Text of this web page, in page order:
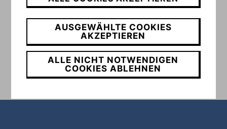
AUSGEWÄHLTE COOKIES
AKZEPTIEREN
ALLE NICHT NOTWENDIGEN
COOKIES ABLEHNEN